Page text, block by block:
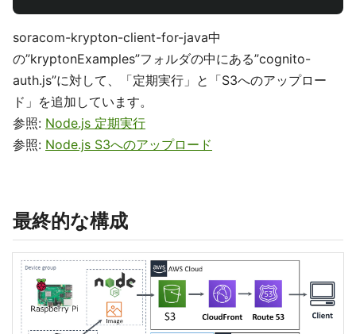
soracom-krypton-client-for-java中
の”kryptonExamples”フォルダの中にある”cognito-
auth.js”に対して、「定期実行」と「S3へのアップロー
ド」を追加しています。
参照: Node.js 定期実行
参照: Node.js S3へのアップロード
最終的な構成